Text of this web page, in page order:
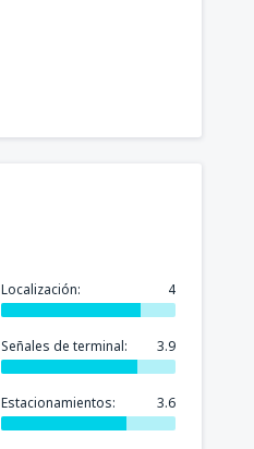
Localización: 4
Señales de terminal: 3.9
Estacionamientos: 3.6